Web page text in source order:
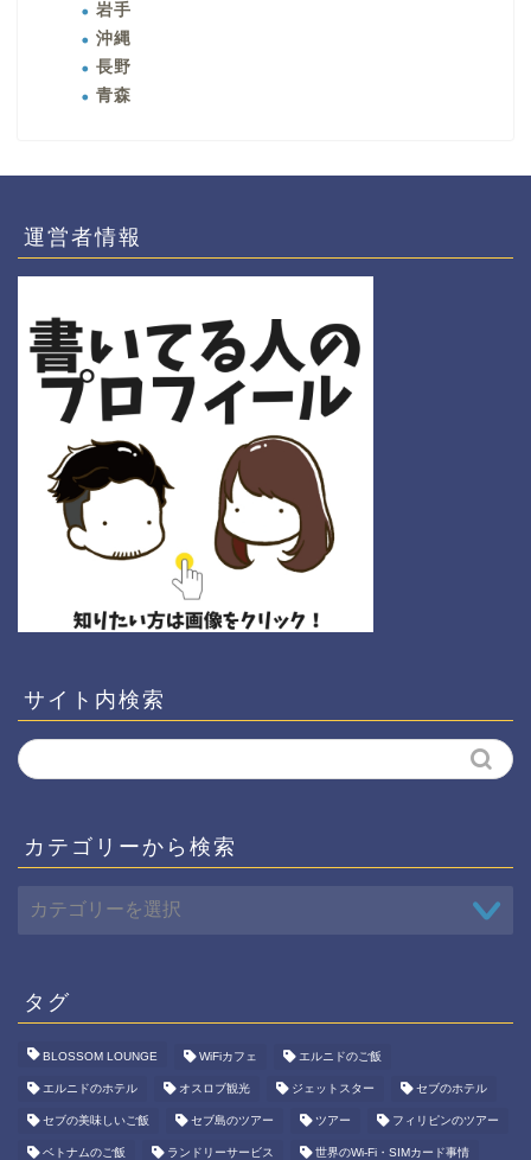
岩手
沖縄
長野
青森
運営者情報
サイト内検索
カテゴリーから検索
タグ
BLOSSOM LOUNGE WiFiカフェ エルニドのご飯
エルニドのホテル オスロブ観光 ジェットスター セブのホテル
セブの美味しいご飯 セブ島のツアー ツアー フィリピンのツアー
ベトナムのご飯 ランドリーサービス 世界のWi-Fi・SIMカード事情